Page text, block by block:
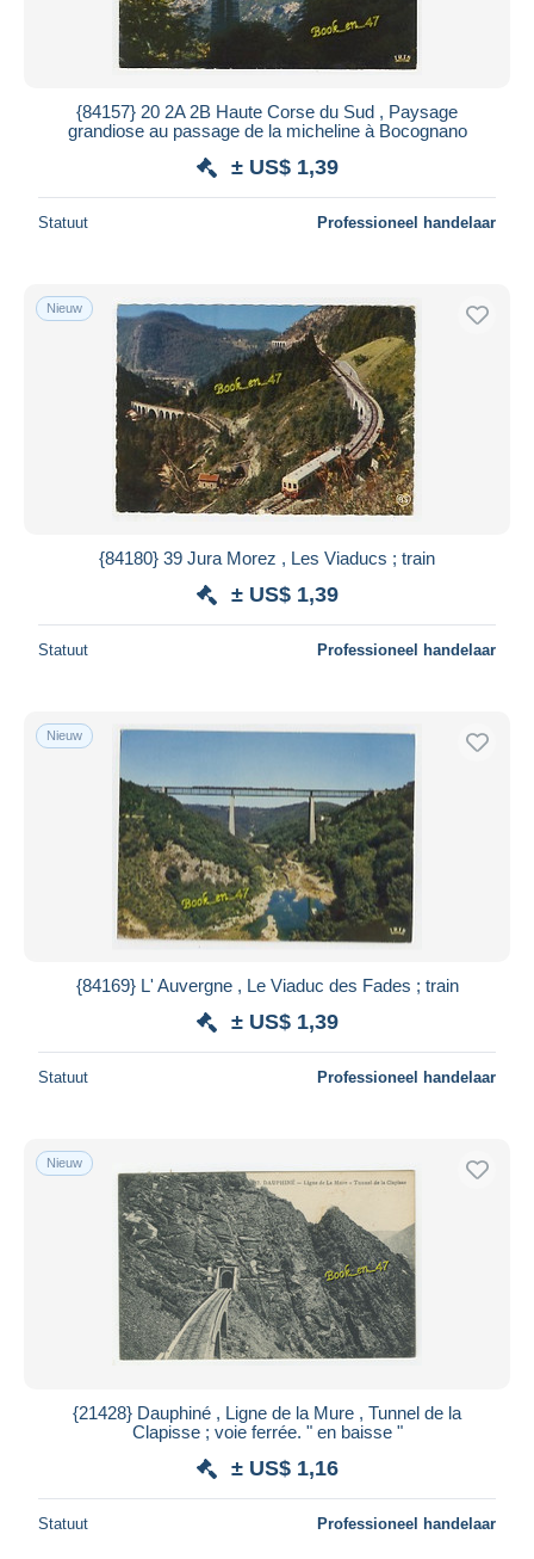
{84157} 20 2A 2B Haute Corse du Sud , Paysage
grandiose au passage de la micheline à Bocognano
± US$ 1,39
Statuut Professioneel handelaar
Nieuw
{84180} 39 Jura Morez , Les Viaducs ; train
± US$ 1,39
Statuut Professioneel handelaar
Nieuw
{84169} L' Auvergne , Le Viaduc des Fades ; train
± US$ 1,39
Statuut Professioneel handelaar
Nieuw
{21428} Dauphiné , Ligne de la Mure , Tunnel de la
Clapisse ; voie ferrée. " en baisse "
± US$ 1,16
Statuut Professioneel handelaar